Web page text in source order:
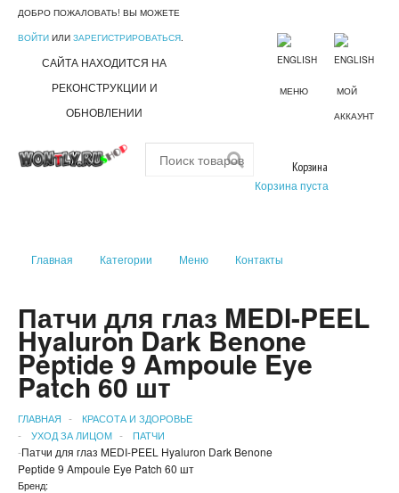
ДОБРО ПОЖАЛОВАТЬ! ВЫ МОЖЕТЕ
ВОЙТИ ИЛИ ЗАРЕГИСТРИРОВАТЬСЯ.
САЙТА НАХОДИТСЯ НА
РЕКОНСТРУКЦИИ И
ОБНОВЛЕНИИ
МЕНЮ
МОЙ
АККАУНТ
Корзина
Корзина пуста
Главная Категории Меню Контакты
Патчи для глаз MEDI-PEEL
Hyaluron Dark Benone
Peptide 9 Ampoule Eye
Patch 60 шт
ГЛАВНАЯ
КРАСОТА И ЗДОРОВЬЕ
УХОД ЗА ЛИЦОМ
ПАТЧИ
Патчи для глаз MEDI-PEEL Hyaluron Dark Benone
Peptide 9 Ampoule Eye Patch 60 шт
Бренд: